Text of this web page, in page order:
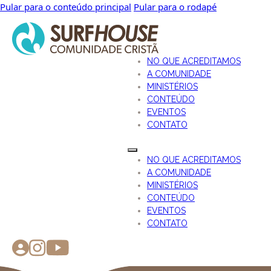
Pular para o conteúdo principal Pular para o rodapé
NO QUE ACREDITAMOS
A COMUNIDADE
MINISTÉRIOS
CONTEÚDO
EVENTOS
CONTATO
NO QUE ACREDITAMOS
A COMUNIDADE
MINISTÉRIOS
CONTEÚDO
EVENTOS
CONTATO